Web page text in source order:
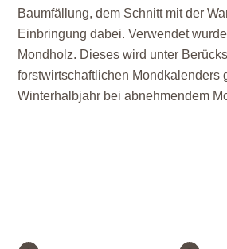
Baumfällung, dem Schnitt mit der
Einbringung dabei. Verwendet
Mondholz. Dieses wird unter
forstwirtschaftlichen Mondkalenders
Winterhalbjahr bei abnehmendem